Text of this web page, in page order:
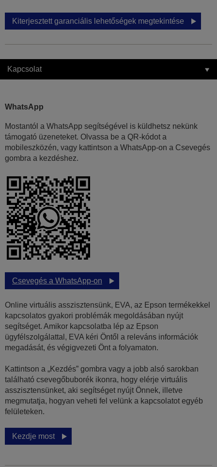
Kiterjesztett garanciális lehetőségek megtekintése
Kapcsolat
WhatsApp
Mostantól a WhatsApp segítségével is küldhetsz nekünk
támogató üzeneteket. Olvassa be a QR-kódot a
mobileszközén, vagy kattintson a WhatsApp-on a Csevegés
gombra a kezdéshez.
Csevegés a WhatsApp-on
Online virtuális asszisztensünk, EVA, az Epson termékekkel
kapcsolatos gyakori problémák megoldásában nyújt
segítséget. Amikor kapcsolatba lép az Epson
ügyfélszolgálattal, EVA kéri Öntől a releváns információk
megadását, és végigvezeti Önt a folyamaton.
Kattintson a „Kezdés” gombra vagy a jobb alsó sarokban
található csevegőbuborék ikonra, hogy elérje virtuális
asszisztensünket, aki segítséget nyújt Önnek, illetve
megmutatja, hogyan veheti fel velünk a kapcsolatot egyéb
felületeken.
Kezdje most